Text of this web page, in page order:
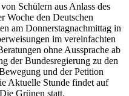
Schülern aus Anlass des
Woche den Deutschen
am Donnerstagnachmittag in
im vereinfachten
ohne Aussprache ab
der Bundesregierung zu den
und der Petition
Aktuelle Stunde findet auf
Grünen statt.